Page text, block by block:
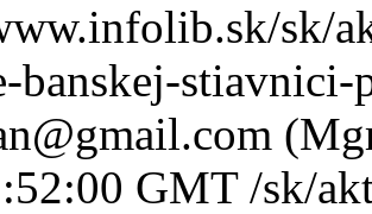
sk/
banskej-
GMT /sk/